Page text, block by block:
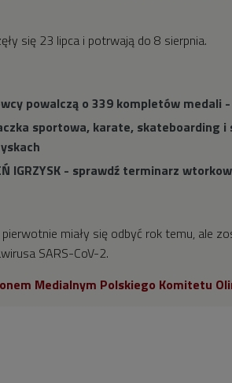
się 23 lipca i potrwają do 8 sierpnia.
powalczą o 339 kompletów medali -
sportowa, karate, skateboarding
IGRZYSK - sprawdź terminarz
miały się odbyć rok temu, ale
SARS-CoV-2.
Medialnym Polskiego Komitetu